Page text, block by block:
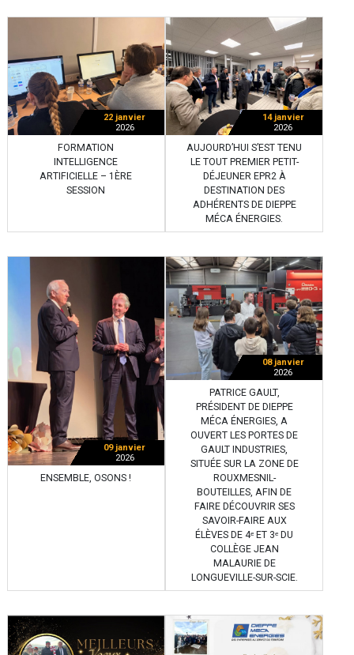
22 janvier
2026
FORMATION
INTELLIGENCE
ARTIFICIELLE – 1ÈRE
SESSION
14 janvier
2026
AUJOURD’HUI S’EST TENU
LE TOUT PREMIER PETIT-
DÉJEUNER EPR2 À
DESTINATION DES
ADHÉRENTS DE DIEPPE
MÉCA ÉNERGIES.
09 janvier
2026
ENSEMBLE, OSONS !
08 janvier
2026
PATRICE GAULT,
PRÉSIDENT DE DIEPPE
MÉCA ÉNERGIES, A
OUVERT LES PORTES DE
GAULT INDUSTRIES,
SITUÉE SUR LA ZONE DE
ROUXMESNIL-
BOUTEILLES, AFIN DE
FAIRE DÉCOUVRIR SES
SAVOIR-FAIRE AUX
ÉLÈVES DE 4ᵉ ET 3ᵉ DU
COLLÈGE JEAN
MALAURIE DE
LONGUEVILLE-SUR-SCIE.